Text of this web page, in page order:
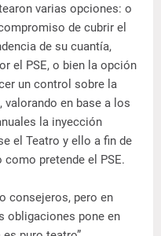
varias opciones: o
de cubrir el
de su cuantía,
el PSE, o bien la opción
un control sobre la
valorando en base a los
la inyección
el Teatro y ello a fin de
pretende el PSE.
consejeros, pero en
obligaciones pone en